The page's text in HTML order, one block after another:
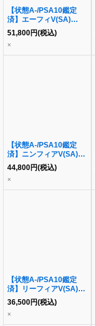
【状態A-/PSA10鑑定
済】エーフィV(SA)
《SR》{081/069}[その
他]
51,800円(税込)
×
【状態A-/PSA10鑑定
済】ニンフィアV(SA)
《SR》{083/069}[その
他]
44,800円(税込)
×
【状態A-/PSA10鑑定
済】リーフィアV(SA)
《-》{071/069}[-]
36,500円(税込)
×